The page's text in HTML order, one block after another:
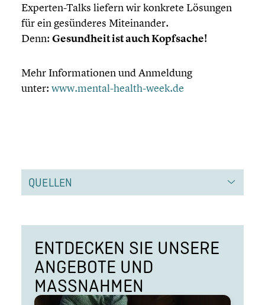
Experten-Talks liefern wir konkrete Lösungen
für ein gesün­de­res Mitein­an­der.
Denn: Gesund­heit ist auch Kopfsache!
Mehr Infor­ma­tio­nen und Anmeldung
unter: www.mental-health-week.de
QUELLEN
ENTDECKEN SIE UNSERE
ANGEBOTE UND
MASSNAHMEN